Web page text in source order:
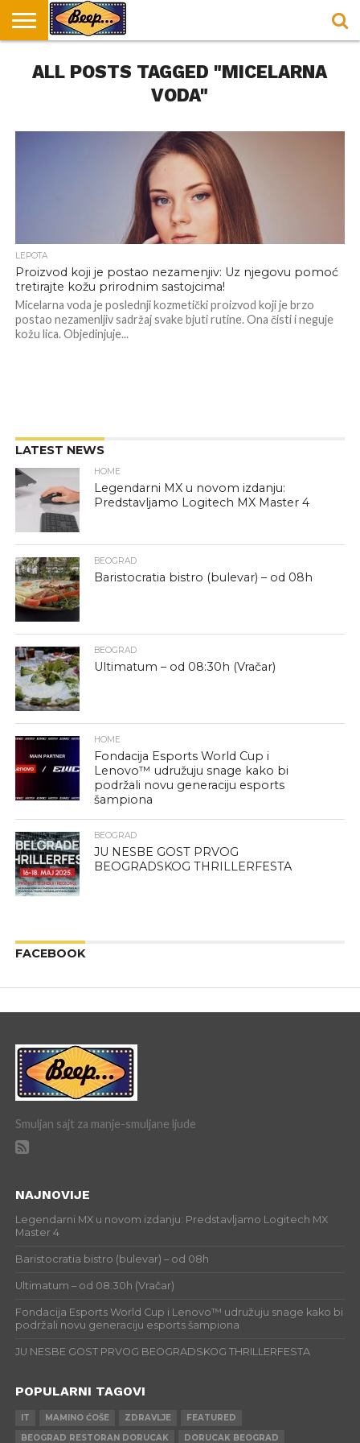
DORUČAK
U
SVAKODNEVICA
ENTERTAINMENT
LOKACIJE
ZA
HRANA I
RECEPTI
NEPUSACKI
LOKALI
ALL POSTS TAGGED "MICELARNA
VODA"
LEPOTA
Proizvod koji je postao nezamenjiv: Uz njegovu pomoć
tretirajte kožu prirodnim sastojcima!
Micelarna voda je poslednji kozmetički proizvod koji je brzo
postao nezamenljiv sadržaj svake bjuti rutine. Ona čisti i neguje
kožu lica. Objedinjuje...
LATEST NEWS
HOME
Legendarni MX u novom izdanju:
Predstavljamo Logitech MX Master 4
BEOGRAD
Baristocratia bistro (bulevar) – od 08h
BEOGRAD
Ultimatum – od 08:30h (Vračar)
HOME
Fondacija Esports World Cup i
Lenovo™ udružuju snage kako bi
podržali novu generaciju esports
šampiona
BEOGRAD
JU NESBE GOST PRVOG
BEOGRADSKOG THRILLERFESTA
FACEBOOK
Smuljan sajt za manje-smuljane ljude
NAJNOVIJE
Legendarni MX u novom izdanju: Predstavljamo Logitech MX
Master 4
Baristocratia bistro (bulevar) – od 08h
Ultimatum – od 08:30h (Vračar)
Fondacija Esports World Cup i Lenovo™ udružuju snage kako bi
podržali novu generaciju esports šampiona
JU NESBE GOST PRVOG BEOGRADSKOG THRILLERFESTA
POPULARNI TAGOVI
IT MAMINO ĆOŠE ZDRAVLJE
FEATURED
BEOGRAD RESTORAN DORUCAK
DORUCAK BEOGRAD